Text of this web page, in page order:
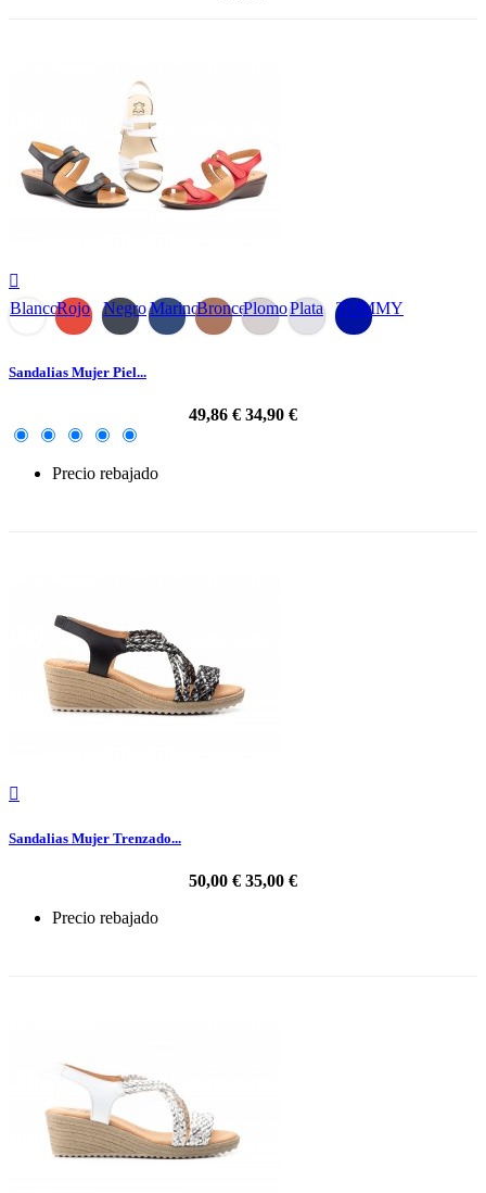

BlancoRojo NegroMarinoBroncePlomoPlata TOMMY
Sandalias Mujer Piel...
49,86 € 34,90 €
Precio rebajado

Sandalias Mujer Trenzado...
50,00 € 35,00 €
Precio rebajado